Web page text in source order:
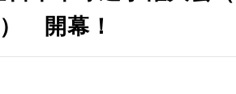
開幕！